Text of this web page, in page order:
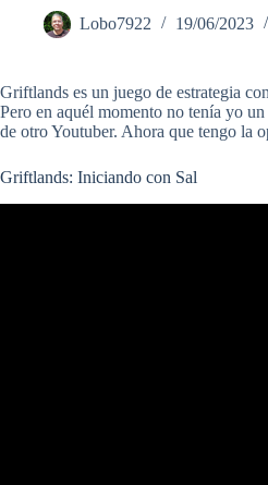
Lobo7922 19/06/2023
Griftlands es un juego de estrategia
Pero en aquél momento no tenía yo
de otro Youtuber. Ahora que tengo la
Griftlands: Iniciando con Sal